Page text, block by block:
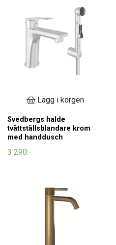
Lägg i korgen
Svedbergs halde
tvättställsblandare krom
med handdusch
3 290:-